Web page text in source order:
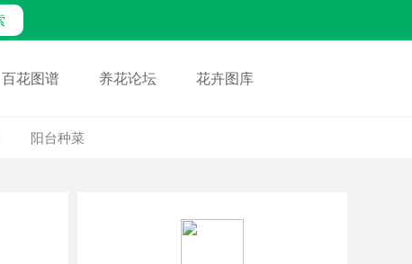
百花图谱 养花论坛 花卉图库
阳台种菜